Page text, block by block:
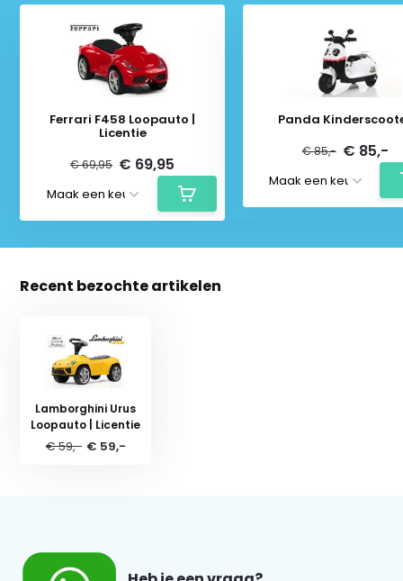
Ferrari F458 Loopauto |
Licentie
€ 69,95 € 69,95
Panda
€ 85,- € 85,-
Recent bezochte artikelen
Lamborghini Urus
Loopauto | Licentie
€ 59,- € 59,-